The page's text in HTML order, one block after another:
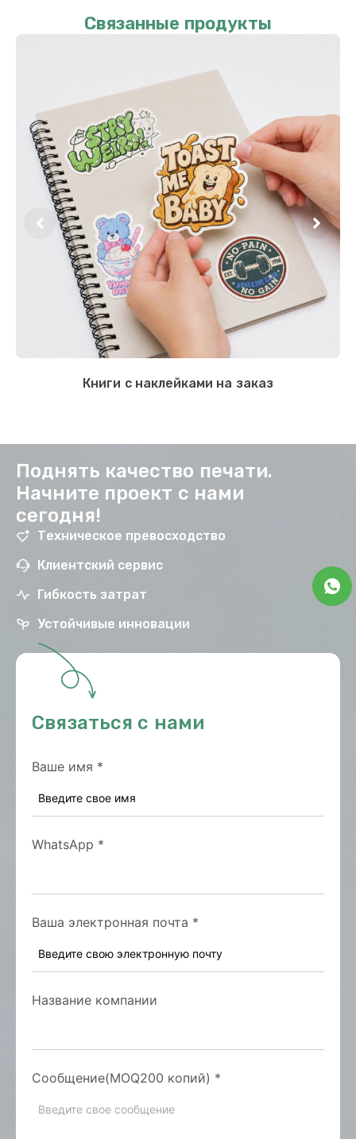
Связанные продукты
Книги с наклейками на заказ
Поднять качество печати.
Начните проект с нами
сегодня!
Техническое превосходство
Клиентский сервис
Гибкость затрат
Устойчивые инновации
Связаться с нами
Ваше имя *
WhatsApp *
Ваша электронная почта *
Название компании
Сообщение(MOQ200 копий) *